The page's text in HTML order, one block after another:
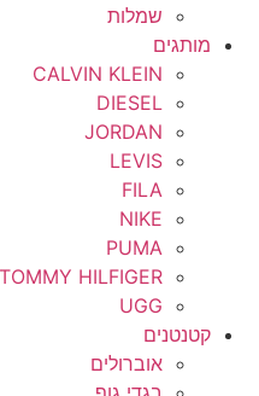
שמלות
מותגים
CALVIN KLEIN
DIESEL
JORDAN
LEVIS
FILA
NIKE
PUMA
TOMMY HILFIGER
UGG
קטנטנים
אוברולים